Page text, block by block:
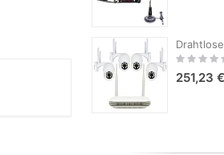
Rating:
251,23 €